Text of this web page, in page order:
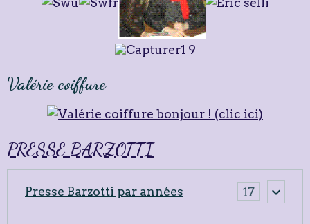
Valérie coiffure
PRESSE BARZOTTI
Presse Barzotti par années 17